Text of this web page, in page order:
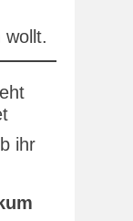
wollt.
ihr